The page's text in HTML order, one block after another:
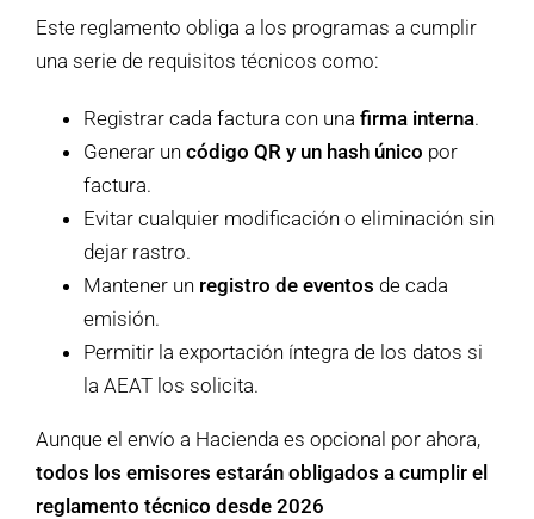
Este reglamento obliga a los programas a cumplir
una serie de requisitos técnicos como:
Registrar cada factura con una firma interna.
Generar un código QR y un hash único por
factura.
Evitar cualquier modificación o eliminación sin
dejar rastro.
Mantener un registro de eventos de cada
emisión.
Permitir la exportación íntegra de los datos si
la AEAT los solicita.
Aunque el envío a Hacienda es opcional por ahora,
todos los emisores estarán obligados a cumplir el
reglamento técnico desde 2026